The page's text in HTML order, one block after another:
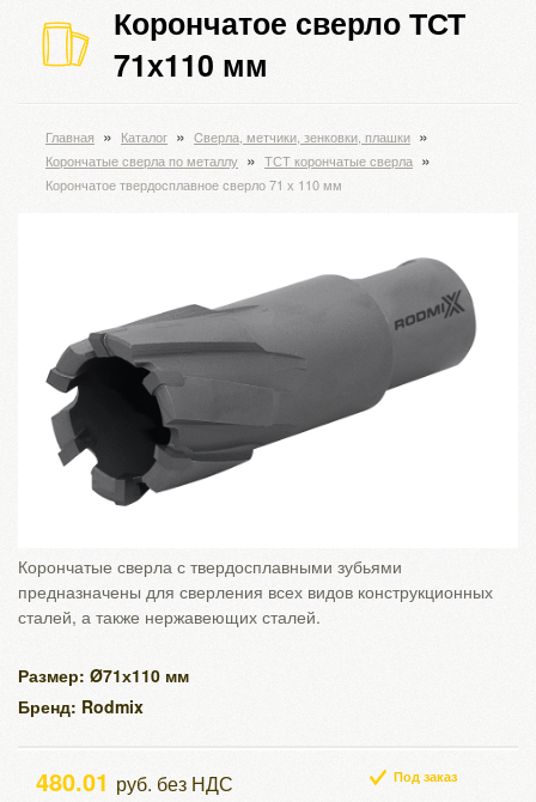
Корончатое сверло ТСТ
71х110 мм
Главная » Каталог » Cверла, метчики, зенковки, плашки »
Корончатые сверла по металлу » ТСТ корончатые сверла »
Корончатое твердосплавное сверло 71 х 110 мм
Корончатые сверла с твердосплавными зубьями
предназначены для сверления всех видов конструкционных
сталей, а также нержавеющих сталей.
Размер: Ø71х110 мм
Бренд: Rodmix
480.01 руб. без НДС Под заказ